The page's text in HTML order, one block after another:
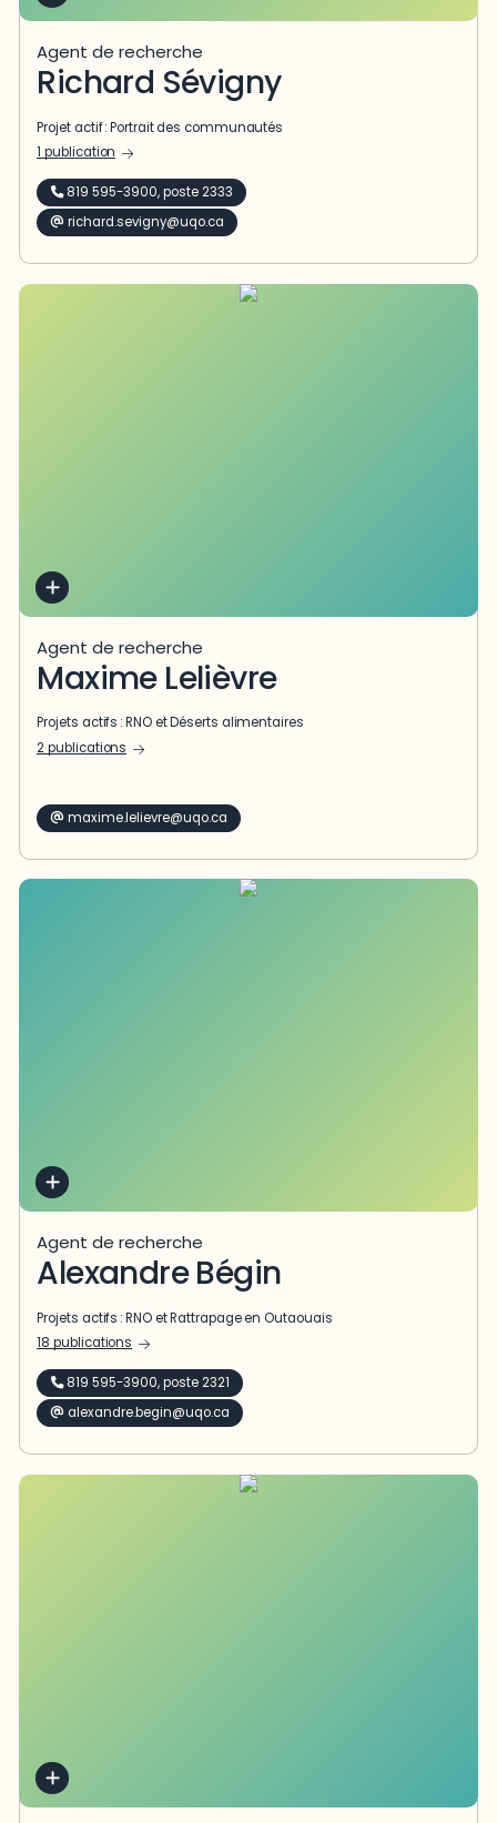
Agent de recherche
Richard Sévigny
Projet actif :Portrait des communautés
1 publication
819 595-3900, poste 2333
richard.sevigny@uqo.ca
Agent de recherche
Maxime Lelièvre
Projets actifs :RNOetDéserts alimentaires
2 publications
maxime.lelievre@uqo.ca
Agent de recherche
Alexandre Bégin
Projets actifs :RNOetRattrapage en Outaouais
18 publications
819 595-3900, poste 2321
alexandre.begin@uqo.ca